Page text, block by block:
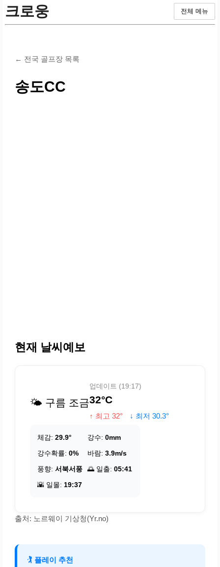
크로웅 전체 메뉴
← 전국 골프장 목록
송도CC
현재 날씨예보
🌤️ 구름 조금
업데이트 (19:17)
32°C
↑ 최고 32° ↓ 최저 30.3°
체감: 29.9° 강수: 0mm
강수확률: 0% 바람: 3.9m/s
풍향: 서북서풍 🌅 일출: 05:41
🌇 일몰: 19:37
출처: 노르웨이 기상청(Yr.no)
🏌️ 플레이 추천